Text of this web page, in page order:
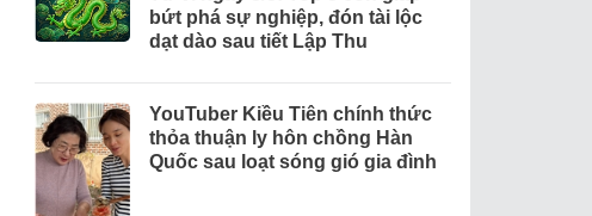
bứt phá sự nghiệp, đón tài lộc
dạt dào sau tiết Lập Thu
YouTuber Kiều Tiên chính thức
thỏa thuận ly hôn chồng Hàn
Quốc sau loạt sóng gió gia đình